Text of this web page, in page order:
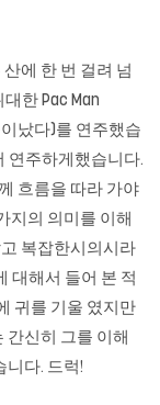
에 한 번 걸려 넘
한 Pac Man
났다)를 연주했습
연주하게했습니다.
흐름을 따라 가야
지의 의미를 이해
복잡한시의시라
대해서 들어 본 적
귀를 기울 였지만
간신히 그를 이해
니다. 드럭!